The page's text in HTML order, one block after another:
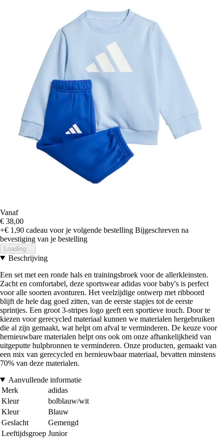
Vanaf
€ 38,00
+€ 1,90 cadeau voor je volgende bestelling Bijgeschreven na
bevestiging van je bestelling
Loading...
Beschrijving
Een set met een ronde hals en trainingsbroek voor de allerkleinsten.
Zacht en comfortabel, deze sportswear adidas voor baby's is perfect
voor alle soorten avonturen. Het veelzijdige ontwerp met ribboord
blijft de hele dag goed zitten, van de eerste stapjes tot de eerste
sprintjes. Een groot 3-stripes logo geeft een sportieve touch. Door te
kiezen voor gerecycled materiaal kunnen we materialen hergebruiken
die al zijn gemaakt, wat helpt om afval te verminderen. De keuze voor
hernieuwbare materialen helpt ons ook om onze afhankelijkheid van
uitgeputte hulpbronnen te verminderen. Onze producten, gemaakt van
een mix van gerecycled en hernieuwbaar materiaal, bevatten minstens
70% van deze materialen.
Aanvullende informatie
Merk
adidas
Kleur
bolblauw/wit
Kleur
Blauw
Geslacht
Gemengd
Leeftijdsgroep Junior